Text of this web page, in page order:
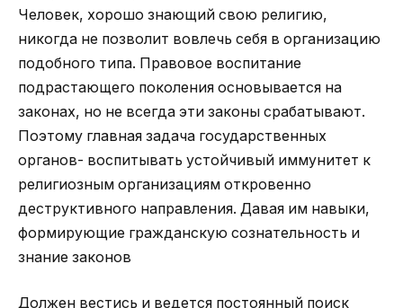
Человек, хорошо знающий свою религию,
никогда не позволит вовлечь себя в организацию
подобного типа. Правовое воспитание
подрастающего поколения основывается на
законах, но не всегда эти законы срабатывают.
Поэтому главная задача государственных
органов- воспитывать устойчивый иммунитет к
религиозным организациям откровенно
деструктивного направления. Давая им навыки,
формирующие гражданскую сознательность и
знание законов
Должен вестись и ведется постоянный поиск